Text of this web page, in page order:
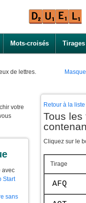
Mots-croisés Tirages
de lettres.
votre
avec
Start
sans
Retour à la
Tous
Cliquez sur le
Tirage
AFQ